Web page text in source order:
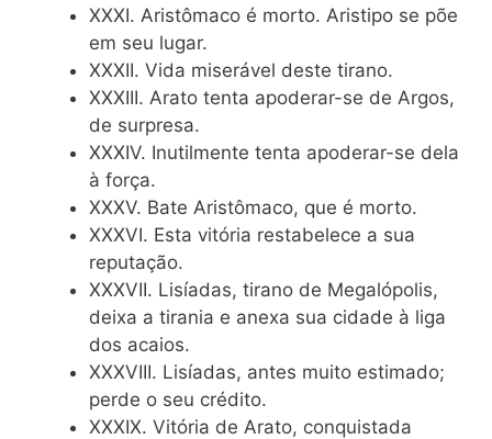
XXXI. Aristômaco é morto. Aristipo se põe
em seu lugar.
XXXII. Vida miserável deste tirano.
XXXIII. Arato tenta apoderar-se de Argos,
de surpresa.
XXXIV. Inutilmente tenta apoderar-se dela
à força.
XXXV. Bate Aristômaco, que é morto.
XXXVI. Esta vitória restabelece a sua
reputação.
XXXVII. Lisíadas, tirano de Megalópolis,
deixa a tirania e anexa sua cidade à liga
dos acaios.
XXXVIII. Lisíadas, antes muito estimado;
perde o seu crédito.
XXXIX. Vitória de Arato, conquistada